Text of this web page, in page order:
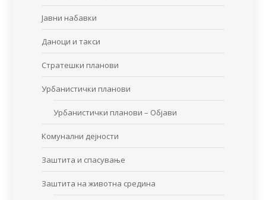
Јавни набавки
Даноци и такси
Стратешки планови
Урбанистички планови
Урбанистички планови – Објави
Комунални дејности
Заштита и спасување
Заштита на животна средина